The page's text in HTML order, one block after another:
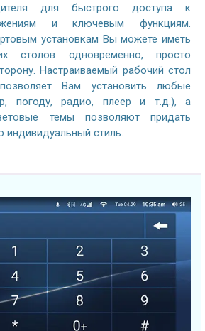
для быстрого доступа к
и ключевым функциям.
установкам Вы можете иметь
столов одновременно, просто
Настраиваемый рабочий стол
Вам установить любые
погоду, радио, плеер и т.д.), а
темы позволяют придать
стиль.